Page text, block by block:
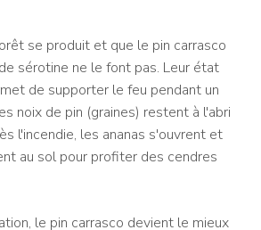
se produit et que le pin carrasco
sérotine ne le font pas. Leur état
de supporter le feu pendant un
noix de pin (graines) restent à l'abri
l'incendie, les ananas s'ouvrent et
au sol pour profiter des cendres
le pin carrasco devient le mieux